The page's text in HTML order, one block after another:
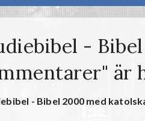
-
är
- Bibel 2000 med